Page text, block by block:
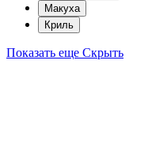
Макуха
Криль
Показать еще Скрыть